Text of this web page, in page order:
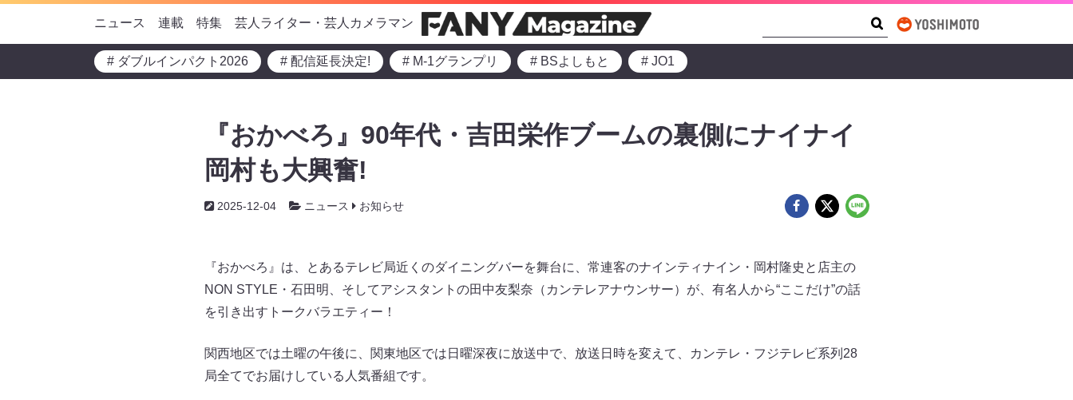
ニュース 連載 特集 芸人ライター・芸人カメラマン
# ダブルインパクト2026 # 配信延長決定! # M-1グランプリ # BSよしもと # JO1
『おかべろ』90年代・吉田栄作ブームの裏側にナイナイ
岡村も大興奮!
2025-12-04 ニュース お知らせ
『おかべろ』は、とあるテレビ局近くのダイニングバーを舞台に、常連客のナインティナイン・岡村隆史と店主の
NON STYLE・石田明、そしてアシスタントの田中友梨奈（カンテレアナウンサー）が、有名人から“ここだけ”の話
を引き出すトークバラエティー！
関西地区では土曜の午後に、関東地区では日曜深夜に放送中で、放送日時を変えて、カンテレ・フジテレビ系列28
局全てでお届けしている人気番組です。